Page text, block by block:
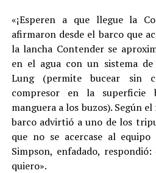
«¡Esperen a que llegue la
afirmaron desde el barco que
la lancha Contender se
en el agua con un sistema de
Lung (permite bucear sin
compresor en la superficie
manguera a los buzos). Según
barco advirtió a uno de los
que no se acercase al
Simpson, enfadado,
quiero».